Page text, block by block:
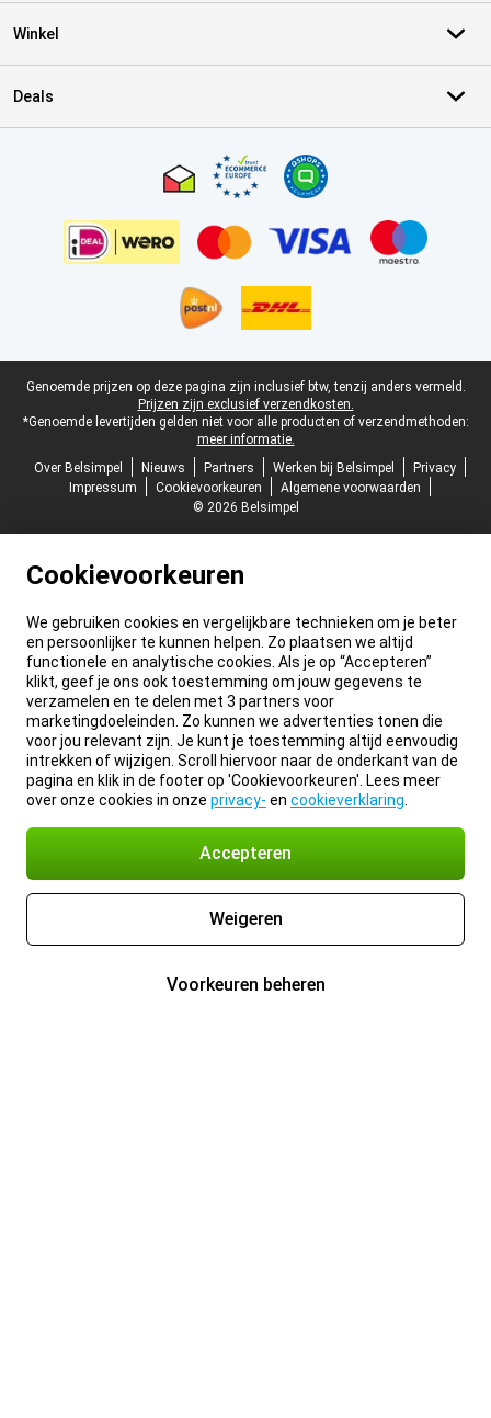
Winkel
Deals
Juridische voettekst
Genoemde prijzen op deze pagina zijn inclusief btw, tenzij anders vermeld.
Prijzen zijn exclusief verzendkosten.
*Genoemde levertijden gelden niet voor alle producten of verzendmethoden:
meer informatie.
Over Belsimpel
Nieuws Partners Werken bij Belsimpel
Privacy
Impressum
Cookievoorkeuren
Algemene voorwaarden
© 2026 Belsimpel
Cookievoorkeuren
We gebruiken cookies en vergelijkbare technieken om je beter
en persoonlijker te kunnen helpen. Zo plaatsen we altijd
functionele en analytische cookies. Als je op “Accepteren”
klikt, geef je ons ook toestemming om jouw gegevens te
verzamelen en te delen met 3 partners voor
marketingdoeleinden. Zo kunnen we advertenties tonen die
voor jou relevant zijn. Je kunt je toestemming altijd eenvoudig
intrekken of wijzigen. Scroll hiervoor naar de onderkant van de
pagina en klik in de footer op 'Cookievoorkeuren'. Lees meer
over onze cookies in onze privacy- en cookieverklaring
Accepteren
Weigeren
Voorkeuren beheren